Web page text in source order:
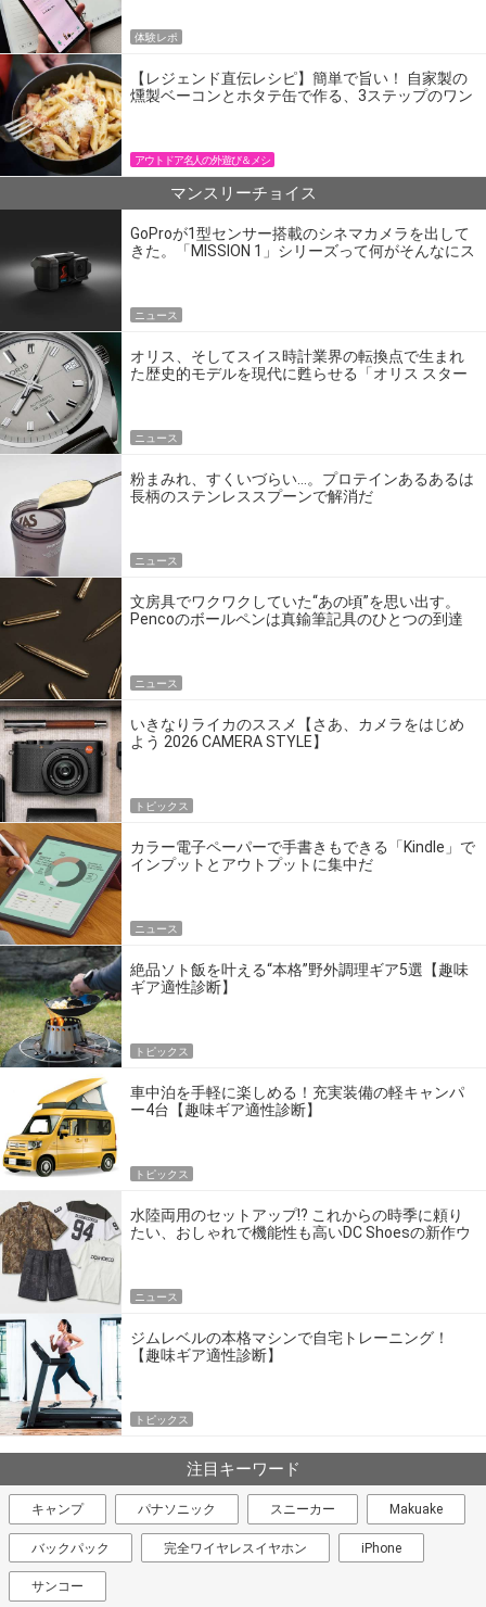
体験レポ
【レジェンド直伝レシピ】簡単で旨い！ 自家製の
燻製ベーコンとホタテ缶で作る、3ステップのワン
アウトドア名人の外遊び＆メシ
マンスリーチョイス
GoProが1型センサー搭載のシネマカメラを出して
きた。「MISSION 1」シリーズって何がそんなにス
ニュース
オリス、そしてスイス時計業界の転換点で生まれ
た歴史的モデルを現代に甦らせる「オリス スター
ニュース
粉まみれ、すくいづらい…。プロテインあるあるは
長柄のステンレススプーンで解消だ
ニュース
文房具でワクワクしていた“あの頃”を思い出す。
Pencoのボールペンは真鍮筆記具のひとつの到達
ニュース
いきなりライカのススメ【さあ、カメラをはじめ
よう 2026 CAMERA STYLE】
トピックス
カラー電子ペーパーで手書きもできる「Kindle」で
インプットとアウトプットに集中だ
ニュース
絶品ソト飯を叶える“本格”野外調理ギア5選【趣味
ギア適性診断】
トピックス
車中泊を手軽に楽しめる！充実装備の軽キャンパ
ー4台【趣味ギア適性診断】
トピックス
水陸両用のセットアップ!? これからの時季に頼り
たい、おしゃれで機能性も高いDC Shoesの新作ウ
ニュース
ジムレベルの本格マシンで自宅トレーニング！
【趣味ギア適性診断】
トピックス
注目キーワード
キャンプ パナソニック スニーカー Makuake
バックパック 完全ワイヤレスイヤホン iPhone
サンコー